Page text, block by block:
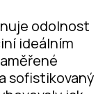
odolnost
ideálním
sofistikovaný